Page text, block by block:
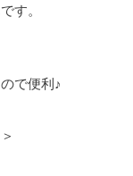
す。
で便利♪